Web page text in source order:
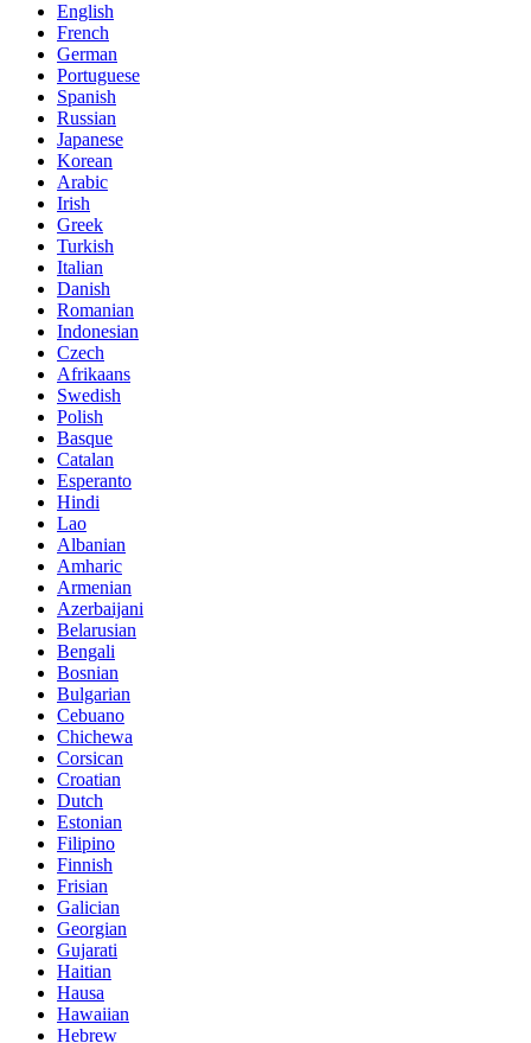
English
French
German
Portuguese
Spanish
Russian
Japanese
Korean
Arabic
Irish
Greek
Turkish
Italian
Danish
Romanian
Indonesian
Czech
Afrikaans
Swedish
Polish
Basque
Catalan
Esperanto
Hindi
Lao
Albanian
Amharic
Armenian
Azerbaijani
Belarusian
Bengali
Bosnian
Bulgarian
Cebuano
Chichewa
Corsican
Croatian
Dutch
Estonian
Filipino
Finnish
Frisian
Galician
Georgian
Gujarati
Haitian
Hausa
Hawaiian
Hebrew